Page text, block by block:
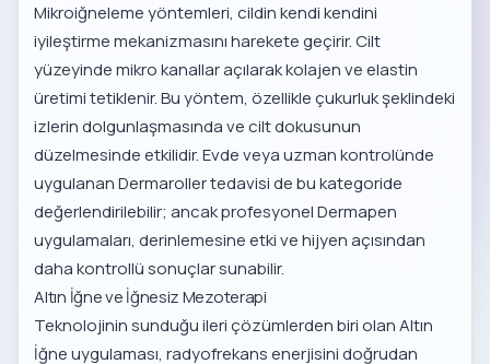
Mikroiğneleme yöntemleri, cildin kendi kendini
iyileştirme mekanizmasını harekete geçirir. Cilt
yüzeyinde mikro kanallar açılarak kolajen ve elastin
üretimi tetiklenir. Bu yöntem, özellikle çukurluk şeklindeki
izlerin dolgunlaşmasında ve cilt dokusunun
düzelmesinde etkilidir. Evde veya uzman kontrolünde
uygulananDermaroller tedaviside bu kategoride
değerlendirilebilir; ancak profesyonel Dermapen
uygulamaları, derinlemesine etki ve hijyen açısından
daha kontrollü sonuçlar sunabilir.
Altın İğne ve İğnesiz Mezoterapi
Teknolojinin sunduğu ileri çözümlerden biri olanAltın
İğne uygulaması, radyofrekans enerjisini doğrudan